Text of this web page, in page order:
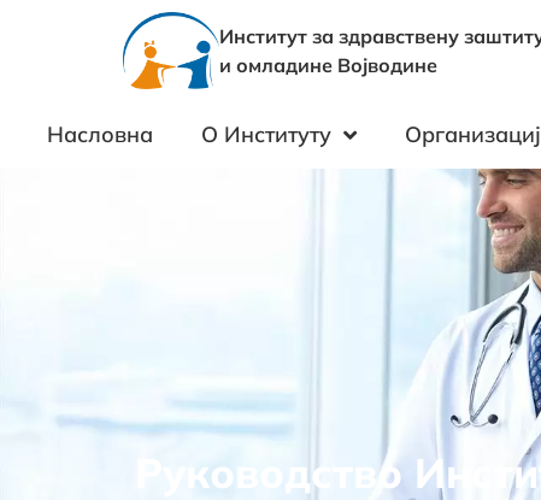
Институт за здравствену
и омладине Војводине
Насловна О Институту
Руководство